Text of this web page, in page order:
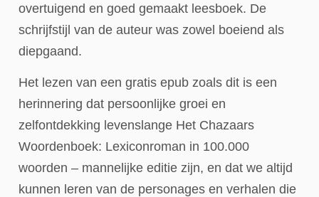
overtuigend en goed gemaakt leesboek. De
schrijfstijl van de auteur was zowel boeiend als
diepgaand.
Het lezen van een gratis epub zoals dit is een
herinnering dat persoonlijke groei en
zelfontdekking levenslange Het Chazaars
Woordenboek: Lexiconroman in 100.000
woorden – mannelijke editie zijn, en dat we altijd
kunnen leren van de personages en verhalen die